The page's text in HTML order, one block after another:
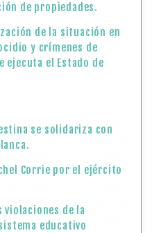
de propiedades.
de la situación en
y crímenes de
ejecuta el Estado de
se solidariza con
Corrie por el ejército
violaciones de la
educativo